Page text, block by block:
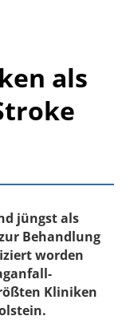
als
jüngst als
Behandlung
worden
Kliniken